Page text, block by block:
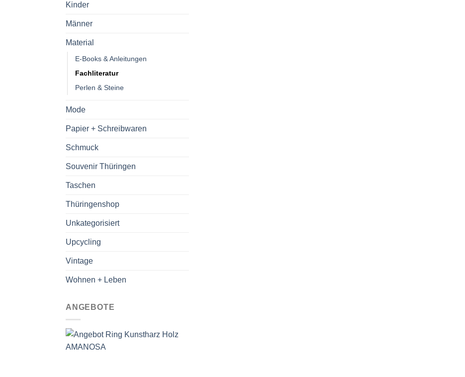
Kinder
Männer
Material
E-Books & Anleitungen
Fachliteratur
Perlen & Steine
Mode
Papier + Schreibwaren
Schmuck
Souvenir Thüringen
Taschen
Thüringenshop
Unkategorisiert
Upcycling
Vintage
Wohnen + Leben
ANGEBOTE